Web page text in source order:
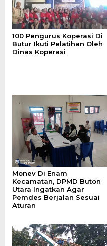
100 Pengurus Koperasi Di
Butur Ikuti Pelatihan Oleh
Dinas Koperasi
Monev Di Enam
Kecamatan, DPMD Buton
Utara Ingatkan Agar
Pemdes Berjalan Sesuai
Aturan